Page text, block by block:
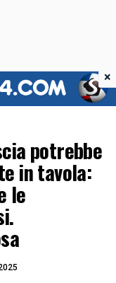
potrebbe
in tavola:
le
×